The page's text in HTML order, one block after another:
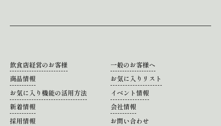
飲食店経営のお客様
一般のお客様へ
商品情報
お気に入りリスト
お気に入り機能の活用方法
イベント情報
新着情報
会社情報
採用情報
お問い合わせ